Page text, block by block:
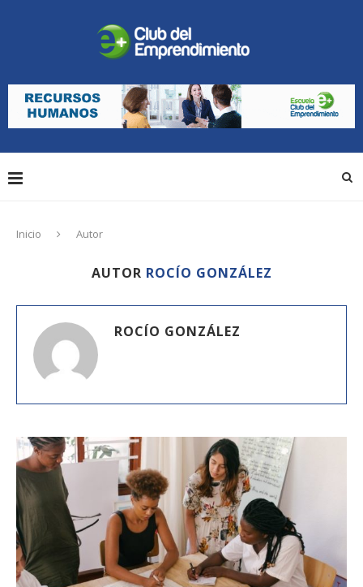
Inicio Autor
AUTOR ROCÍO GONZÁLEZ
ROCÍO GONZÁLEZ